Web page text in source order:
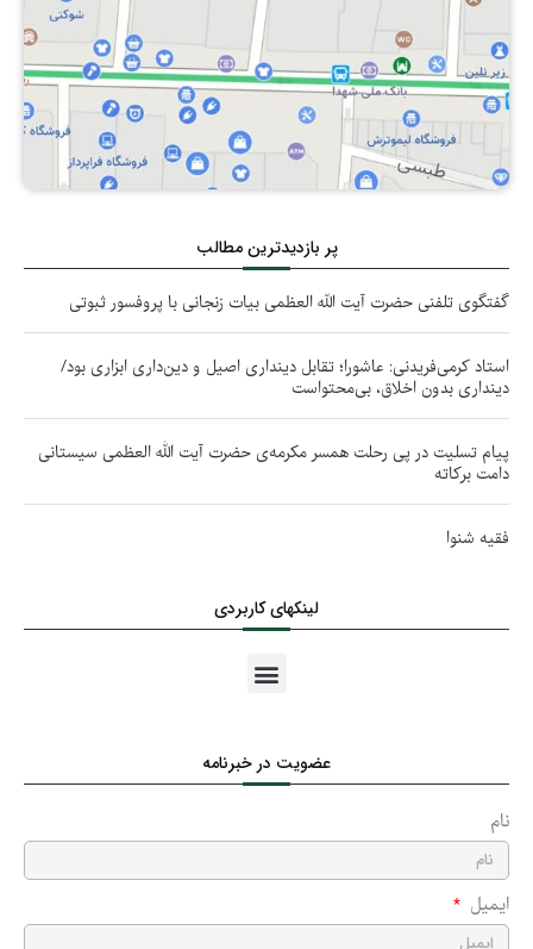
پر بازدیدترین مطالب
گفتگوی تلفنی حضرت آیت الله العظمی بیات زنجانی با پروفسور ثبوتی
استاد کرمی‌فریدنی: عاشورا؛ تقابل دینداری اصیل و دین‌داری ابزاری بود/
دینداری بدون اخلاق، بی‌محتواست
پیام تسلیت در پی رحلت همسر مکرمه‌ی حضرت آیت الله العظمی سیستانی
دامت بركاته
فقیه شنوا
لینکهای کاربردی
عضویت در خبرنامه
نام
ایمیل